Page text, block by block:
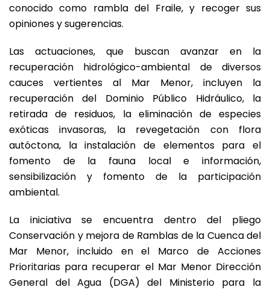
conocido como rambla del Fraile, y recoger sus
opiniones y sugerencias.
Las actuaciones, que buscan avanzar en la
recuperación hidrológico-ambiental de diversos
cauces vertientes al Mar Menor, incluyen la
recuperación del Dominio Público Hidráulico, la
retirada de residuos, la eliminación de especies
exóticas invasoras, la revegetación con flora
autóctona, la instalación de elementos para el
fomento de la fauna local e información,
sensibilización y fomento de la participación
ambiental.
La iniciativa se encuentra dentro del pliego
Conservación y mejora de Ramblas de la Cuenca del
Mar Menor, incluido en el Marco de Acciones
Prioritarias para recuperar el Mar Menor Dirección
General del Agua (DGA) del Ministerio para la